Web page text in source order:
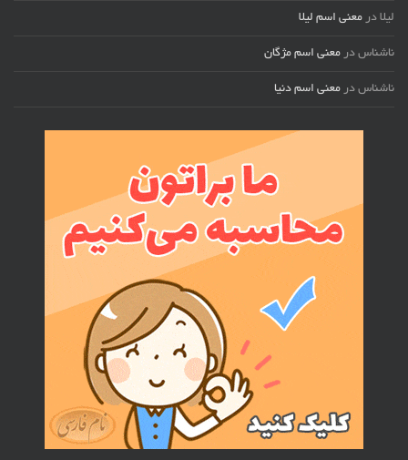
لیلا در معنی اسم لیلا
ناشناس در معنی اسم مژگان
ناشناس در معنی اسم دنیا